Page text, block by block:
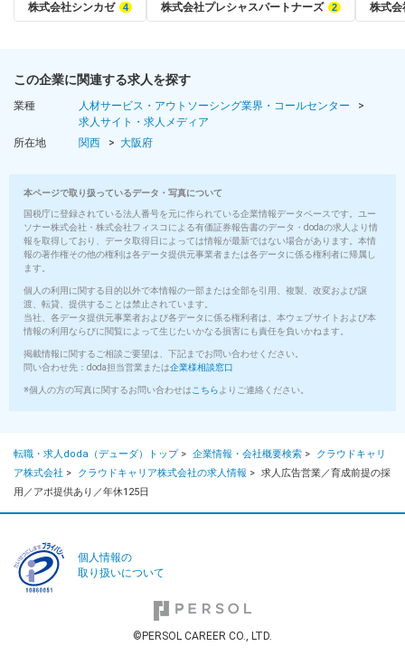
給与
※固定残業代20ｈ分含む(35,200～54,100円)
・試用期間:月給25万円～
・固定残業代20ｈ分含む(月33,800円～)
月給24～40万円＋インセン
※固定残業代20ｈ分含む(31,100～51,900円)
・試用期間:月給23万円～
・固定残業代20ｈ分含む(月29,800円～)
▽▽▽
◆固定残業超過分は別途支給
提示となる場合がございます)
■給与にプラスしてもらえる手当・インセンティブ
毎月の売り上げに応じて支給されますが 、
年間で賞与クラスのインセンティブが何回もあるメンバーがいま
す！
個人、チーム、組織の達成でインセンティブの比率がドンドンあ
株式会社シンカゼ 株式会社プレシャスパートナーズ 株式会
この企業に関連する求人を探す
業種
人材サービス・アウトソーシング業界・コールセンター
求人サイト・求人メディア
所在地
関西 大阪府
本ページで取り扱っているデータ・写真について
国税庁に登録されている法人番号を元に作られている企業情報データベースです。ユー
ソナー株式会社・株式会社フィスコによる有価証券報告書のデータ・dodaの求人より情
報を取得しており、データ取得日によっては情報が最新ではない場合があります。本情
報の著作権その他の権利は各データ提供元事業者または各データに係る権利者に帰属し
ます。
個人の利用に関する目的以外で本情報の一部または全部を引用、複製、改変および譲
渡、転貸、提供することは禁止されています。
当社、各データ提供元事業者および各データに係る権利者は、本ウェブサイトおよび本
情報の利用ならびに閲覧によって生じたいかなる損害にも責任を負いかねます。
掲載情報に関するご相談ご要望は、下記までお問い合わせください。
問い合わせ先：doda担当営業または企業様相談窓口
※個人の方の写真に関するお問い合わせは こちら よりご連絡ください。
転職・求人doda（デューダ）トップ> 企業情報・会社概要検索 >
クラウドキャリ
ア株式会社 > クラウドキャリア株式会社の求人情報 > 求人広告営業／育成前提の採
用／アポ提供あり／年休125日
個人情報の
取り扱いについて
©PERSOL CAREER CO., LTD.